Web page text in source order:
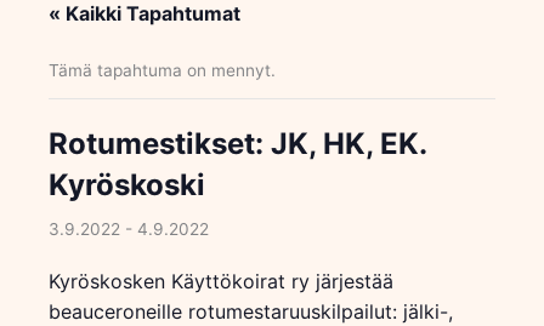
« Kaikki Tapahtumat
Tämä tapahtuma on mennyt.
Rotumestikset: JK, HK, EK.
Kyröskoski
3.9.2022 - 4.9.2022
Kyröskosken Käyttökoirat ry järjestää
beauceroneille rotumestaruuskilpailut: jälki-,